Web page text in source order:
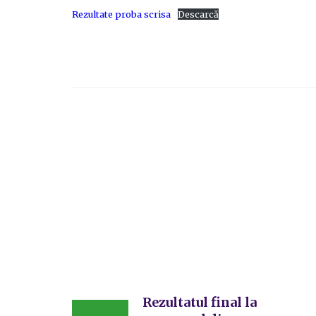
Rezultate proba scrisa Descarcă
Rezultatul final la